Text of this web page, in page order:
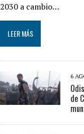
2030 a cambio…
LEER MÁS
6
de